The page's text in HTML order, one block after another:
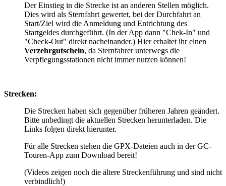
Der Einstieg in die Strecke ist an anderen Stellen möglich.
Dies wird als Sternfahrt gewertet, bei der Durchfahrt an
Start/Ziel wird die Anmeldung und Entrichtung des
Startgeldes durchgeführt. (In der App dann "Chek-In" und
"Check-Out" direkt nacheinander.) Hier erhaltet ihr einen
Verzehrgutschein, da Sternfahrer unterwegs die
Verpflegungsstationen nicht immer nutzen können!
Strecken:
Die Strecken haben sich gegenüber früheren Jahren geändert.
Bitte unbedingt die aktuellen Strecken herunterladen. Die
Links folgen direkt hierunter.
Für alle Strecken stehen die GPX-Dateien auch in der GC-
Touren-App zum Download bereit!
(Videos zeigen noch die ältere Streckenführung und sind nicht
verbindlich!)